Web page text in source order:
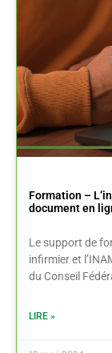
Formation –
document en
Le support de
infirmier et
du Conseil
LIRE »